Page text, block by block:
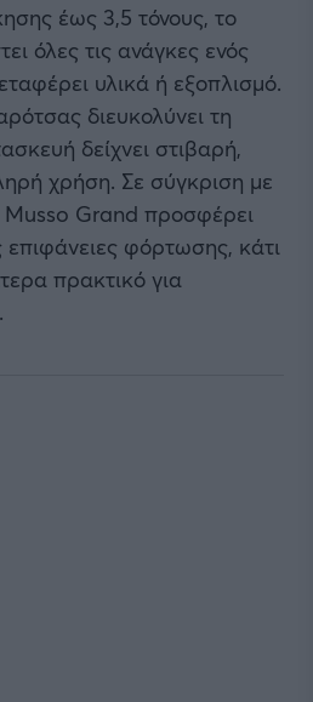
έως 3,5 τόνους, το
όλες τις ανάγκες ενός
υλικά ή εξοπλισμό.
διευκολύνει τη
δείχνει στιβαρή,
χρήση. Σε σύγκριση με
Musso Grand προσφέρει
επιφάνειες φόρτωσης, κάτι
πρακτικό για